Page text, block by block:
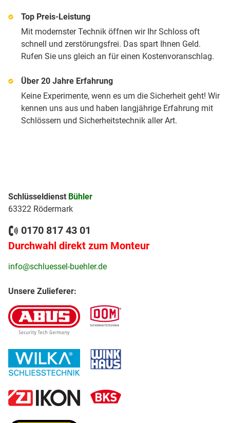
Top Preis-Leistung
Mit modernster Technik öffnen wir Ihr Schloss oft
schnell und zerstörungsfrei. Das spart Ihnen Geld.
Rufen Sie uns gleich an für einen Kostenvoranschlag.
Über 20 Jahre Erfahrung
Keine Experimente, wenn es um die Sicherheit geht! Wir
kennen uns aus und haben langjährige Erfahrung mit
Schlössern und Sicherheitstechnik aller Art.
Schlüsseldienst Bühler
63322 Rödermark
0170 817 43 01
Durchwahl direkt zum Monteur
info@schluessel-buehler.de
Unsere Zulieferer: